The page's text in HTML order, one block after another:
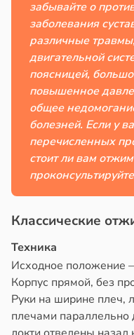
забывайте о
заболевания
различные
двигательной
поясницей,
повышенное
общее
болезней. Если у
перечисленных
стоит ли вам
Классические
Техника
Исходное положение
Корпус прямой, без
Руки на ширине плеч,
плечами параллельно